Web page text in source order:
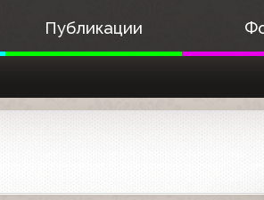
Публикации